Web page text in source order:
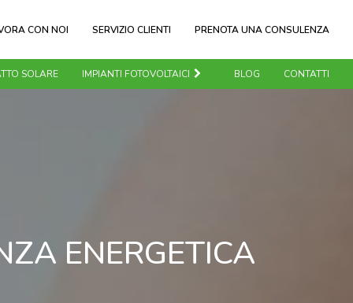
CON NOI SERVIZIO CLIENTI PRENOTA UNA CONSULENZA
SOLARE IMPIANTI FOTOVOLTAICI BLOG CONTATTI
ENERGETICA